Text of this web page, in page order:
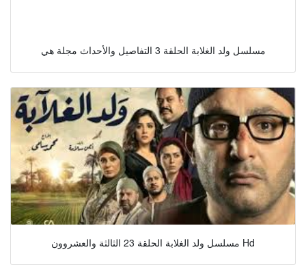
مسلسل ولد الغلابة الحلقة 3 التفاصيل والأحداث مجلة هي
مسلسل ولد الغلابة الحلقة 23 الثالثة والعشروون Hd